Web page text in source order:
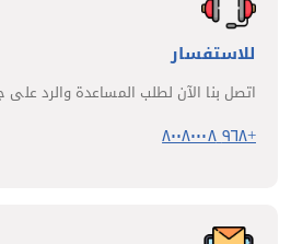
للاستفسار
اتصل بنا الآن لطلب المساعدة والرد
+٩٦٨ ٨٠٠٨٠٠٠٨